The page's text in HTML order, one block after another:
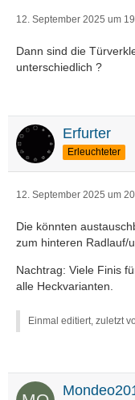
12. September 2025 um
Dann sind die
unterschiedlich ?
Erfurter
Erleuchteter
12. September 2025 um
Die könnten
zum hinteren Radlauf/
Nachtrag: Viele Finis
alle Heckvarianten.
Einmal editiert, zuletzt